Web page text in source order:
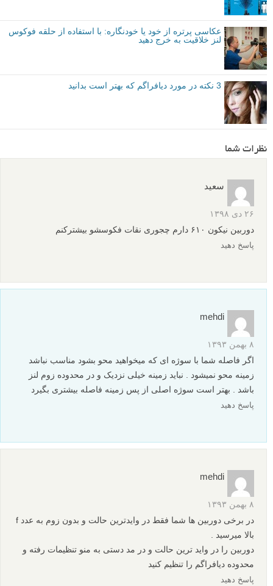
عکاسی پرتره از خود یا خودنگاره: با استفاده از حلقه فوکوس
لنز خلاقیت به خرج دهید
3 نکته در مورد دیافراگم که بهتر است بدانید
نظرات شما
سعید
۲۶ دی ۱۳۹۸
دوربین نیکون ۶۱۰ دارم چجوری نقات فکوسشو بیشترکنم
پاسخ دهید
mehdi
۸ بهمن ۱۳۹۳
اگر فاصله شما با سوژه ای که میخواهید محو بشود مناسب نباشد
زمینه محو نمیشود . نباید زمینه خیلی نزدیک و در محدوده زوم لنز
باشد . بهتر است سوژه اصلی از پس زمینه فاصله بیشتری بگیرد
پاسخ دهید
mehdi
۸ بهمن ۱۳۹۳
در برخی دوربین ها شما فقط در وایدترین حالت و بدون زوم به عدد f
بالا میرسید .
دوربین را در واید ترین حالت و در مد دستی به منو تنظیمات رفته و
محدوده دیافراگم را تنظیم کنید
پاسخ دهید